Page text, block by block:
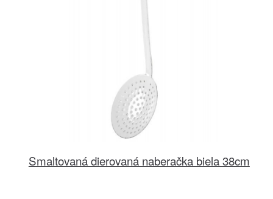
Smaltovaná dierovaná naberačka biela 38cm